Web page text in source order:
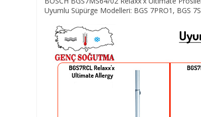
Uyumlu Süpürge Modelleri: BGS 7PRO1, BGS